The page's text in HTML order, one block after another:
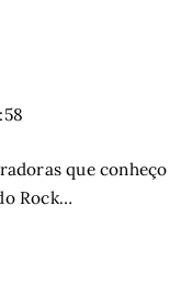
que conheço
Rock…